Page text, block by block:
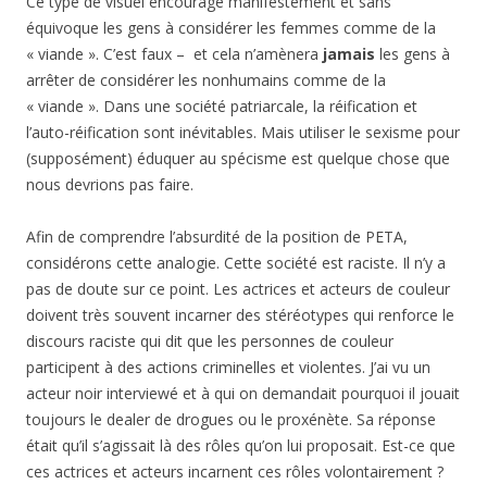
équivoque les gens à considérer les femmes comme de la
« viande ». C’est faux – et cela n’amènera jamais les gens à
arrêter de considérer les nonhumains comme de la
« viande ». Dans une société patriarcale, la réification et
l’auto-réification sont inévitables. Mais utiliser le sexisme pour
(supposément) éduquer au spécisme est quelque chose que
nous devrions pas faire.
Afin de comprendre l’absurdité de la position de PETA,
considérons cette analogie. Cette société est raciste. Il n’y a
pas de doute sur ce point. Les actrices et acteurs de couleur
doivent très souvent incarner des stéréotypes qui renforce le
discours raciste qui dit que les personnes de couleur
participent à des actions criminelles et violentes. J’ai vu un
acteur noir interviewé et à qui on demandait pourquoi il jouait
toujours le dealer de drogues ou le proxénète. Sa réponse
était qu’il s’agissait là des rôles qu’on lui proposait. Est-ce que
ces actrices et acteurs incarnent ces rôles volontairement ?